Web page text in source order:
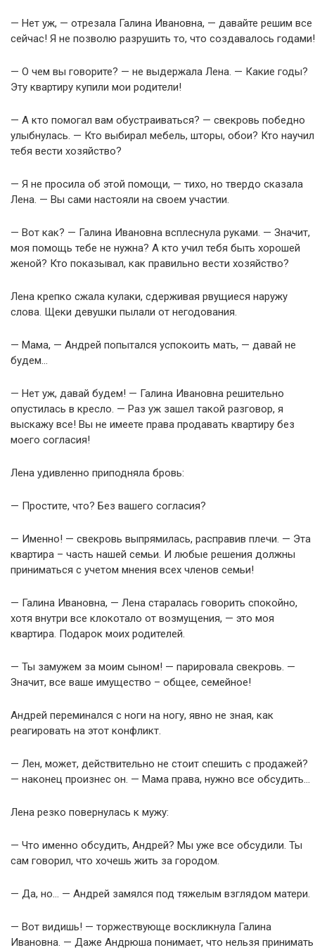
— Нет уж, — отрезала Галина Ивановна, — давайте решим все
сейчас! Я не позволю разрушить то, что создавалось годами!
— О чем вы говорите? — не выдержала Лена. — Какие годы?
Эту квартиру купили мои родители!
— А кто помогал вам обустраиваться? — свекровь победно
улыбнулась. — Кто выбирал мебель, шторы, обои? Кто научил
тебя вести хозяйство?
— Я не просила об этой помощи, — тихо, но твердо сказала
Лена. — Вы сами настояли на своем участии.
— Вот как? — Галина Ивановна всплеснула руками. — Значит,
моя помощь тебе не нужна? А кто учил тебя быть хорошей
женой? Кто показывал, как правильно вести хозяйство?
Лена крепко сжала кулаки, сдерживая рвущиеся наружу
слова. Щеки девушки пылали от негодования.
— Мама, — Андрей попытался успокоить мать, — давай не
будем…
— Нет уж, давай будем! — Галина Ивановна решительно
опустилась в кресло. — Раз уж зашел такой разговор, я
выскажу все! Вы не имеете права продавать квартиру без
моего согласия!
Лена удивленно приподняла бровь:
— Простите, что? Без вашего согласия?
— Именно! — свекровь выпрямилась, расправив плечи. — Эта
квартира – часть нашей семьи. И любые решения должны
приниматься с учетом мнения всех членов семьи!
— Галина Ивановна, — Лена старалась говорить спокойно,
хотя внутри все клокотало от возмущения, — это моя
квартира. Подарок моих родителей.
— Ты замужем за моим сыном! — парировала свекровь. —
Значит, все ваше имущество – общее, семейное!
Андрей переминался с ноги на ногу, явно не зная, как
реагировать на этот конфликт.
— Лен, может, действительно не стоит спешить с продажей?
— наконец произнес он. — Мама права, нужно все обсудить…
Лена резко повернулась к мужу:
— Что именно обсудить, Андрей? Мы уже все обсудили. Ты
сам говорил, что хочешь жить за городом.
— Да, но… — Андрей замялся под тяжелым взглядом матери.
— Вот видишь! — торжествующе воскликнула Галина
Ивановна. — Даже Андрюша понимает, что нельзя принимать